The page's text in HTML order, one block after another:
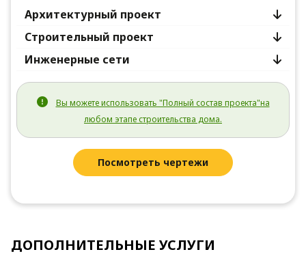
Архитектурный проект
Строительный проект
Инженерные сети
Вы можете использовать "Полный состав проекта"на
любом этапе строительства дома.
Посмотреть чертежи
ДОПОЛНИТЕЛЬНЫЕ УСЛУГИ